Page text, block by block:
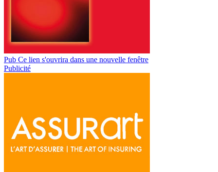
Pub Ce lien s'ouvrira dans une nouvelle fenêtre
Publicité